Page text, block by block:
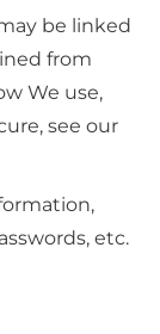
be linked
from
We use,
see our
etc.